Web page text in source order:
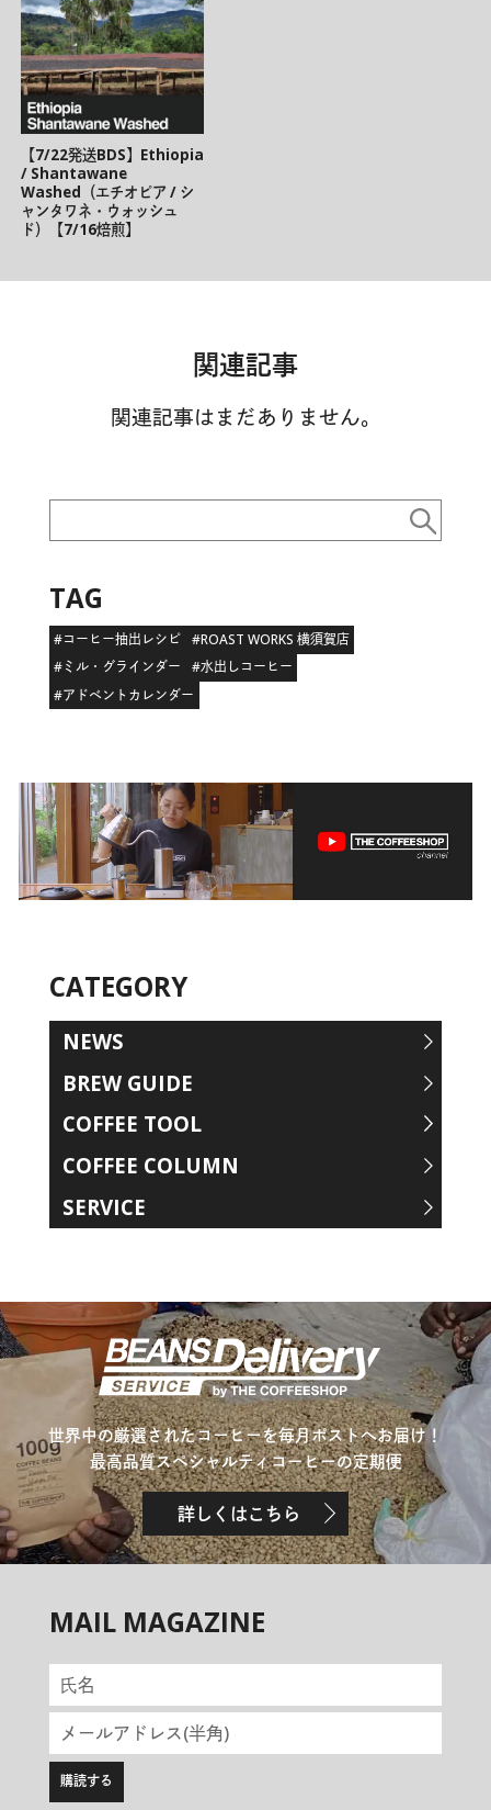
【7/22発送BDS】Ethiopia
/ Shantawane
Washed（エチオピア / シ
ャンタワネ・ウォッシュ
ド）【7/16焙煎】
関連記事
関連記事はまだありません。
TAG
#コーヒー抽出レシピ #ROAST WORKS 横須賀店
#ミル・グラインダー
#水出しコーヒー
#アドベントカレンダー
CATEGORY
NEWS
BREW GUIDE
COFFEE TOOL
COFFEE COLUMN
SERVICE
世界中の厳選されたコーヒーを毎月ポストへお届け！
最高品質スペシャルティコーヒーの定期便
詳しくはこちら
MAIL MAGAZINE